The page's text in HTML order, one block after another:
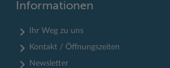
Informationen
Ihr Weg zu uns
Kontakt / Öffnungszeiten
Newsletter